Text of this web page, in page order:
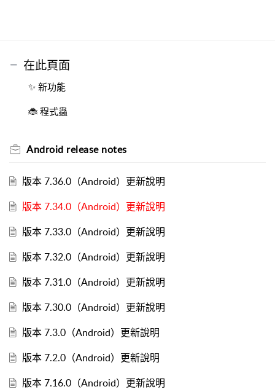
在此頁面
✨ 新功能
🐞 程式蟲
Android release notes
版本 7.36.0（Android）更新說明
版本 7.34.0（Android）更新說明
版本 7.33.0（Android）更新說明
版本 7.32.0（Android）更新說明
版本 7.31.0（Android）更新說明
版本 7.30.0（Android）更新說明
版本 7.3.0（Android）更新說明
版本 7.2.0（Android）更新說明
版本 7.16.0（Android）更新說明